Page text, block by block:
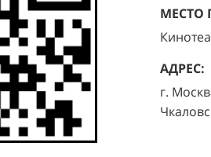
МЕСТО
АДРЕС:
г.